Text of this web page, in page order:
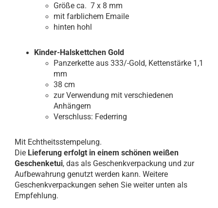
Größe ca. 7 x 8 mm
mit farblichem Emaile
hinten hohl
Kinder-Halskettchen Gold
Panzerkette aus 333/-Gold, Kettenstärke 1,1
mm
38 cm
zur Verwendung mit verschiedenen
Anhängern
Verschluss: Federring
Mit Echtheitsstempelung.
Die Lieferung erfolgt in einem schönen weißen
Geschenketui, das als Geschenkverpackung und zur
Aufbewahrung genutzt werden kann. Weitere
Geschenkverpackungen sehen Sie weiter unten als
Empfehlung.